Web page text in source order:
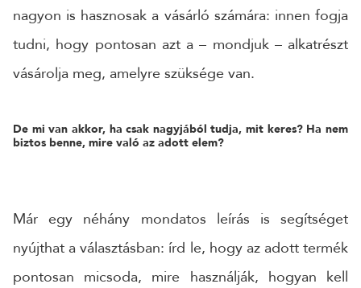
nagyon is hasznosak a vásárló számára: innen fogja
tudni, hogy pontosan azt a – mondjuk – alkatrészt
vásárolja meg, amelyre szüksége van.
De mi van akkor, ha csak nagyjából tudja, mit keres? Ha nem
biztos benne, mire való az adott elem?
Már egy néhány mondatos leírás is segítséget
nyújthat a választásban: írd le, hogy az adott termék
pontosan micsoda, mire használják, hogyan kell